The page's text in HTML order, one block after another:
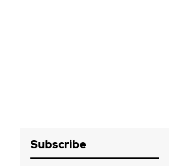
Subscribe